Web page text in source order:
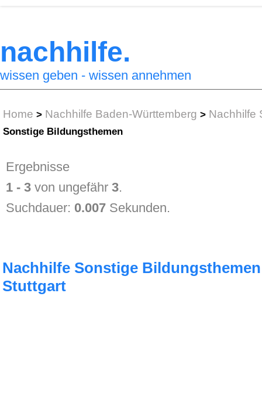
nachhilfe.
wissen geben - wissen annehmen
Home > Nachhilfe Baden-Württemberg > Nachhilfe
Sonstige Bildungsthemen
Ergebnisse
1 - 3 von ungefähr3.
Suchdauer: 0.007 Sekunden.
Nachhilfe Sonstige
Stuttgart